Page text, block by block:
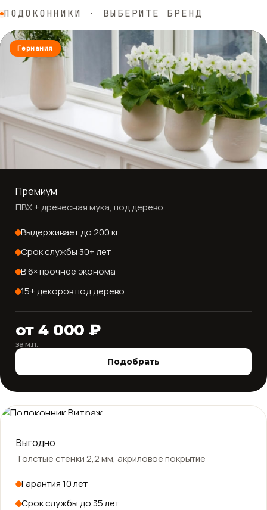
ПОДОКОННИКИ · ВЫБЕРИТЕ БРЕНД
Германия
Премиум
ПВХ + древесная мука, под дерево
Выдерживает до 200 кг
Срок службы 30+ лет
В 6× прочнее эконома
15+ декоров под дерево
от 4 000 ₽
за м.п.
Подобрать
Выгодно
Толстые стенки 2,2 мм, акриловое покрытие
Гарантия 10 лет
Срок службы до 35 лет